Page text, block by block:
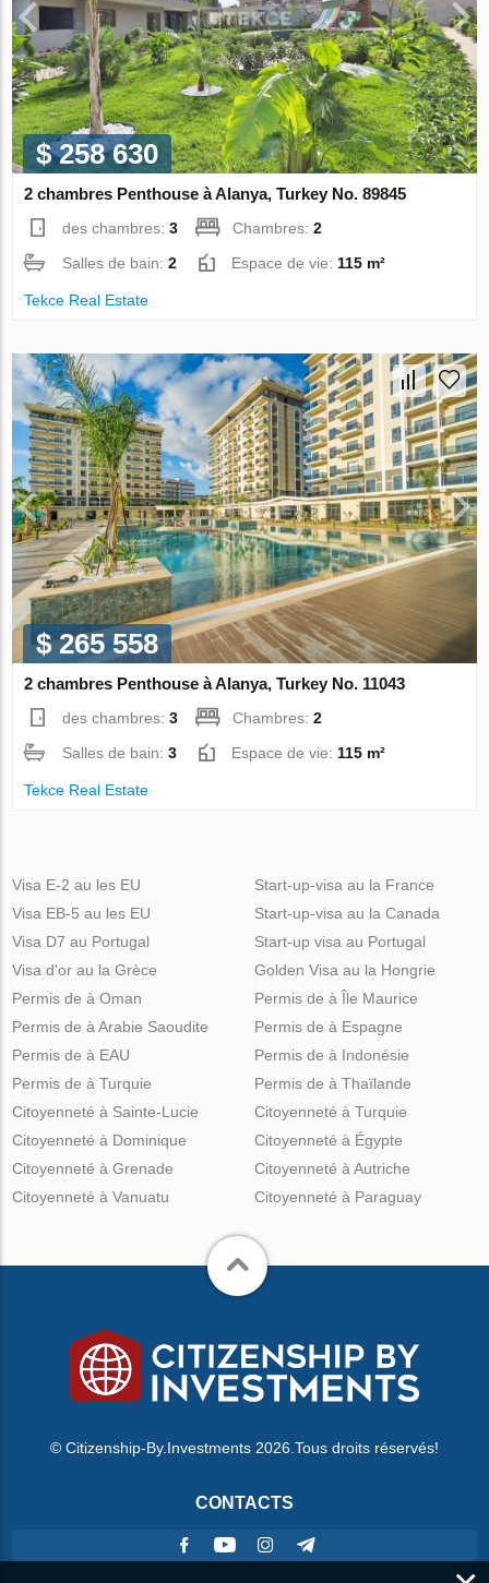
$ 258 630
2 chambres Penthouse à Alanya, Turkey No. 89845
des chambres:3 Chambres:2
Salles de bain:2 Espace de vie: 115 m²
Tekce Real Estate
$ 265 558
2 chambres Penthouse à Alanya, Turkey No. 11043
des chambres:3 Chambres:2
Salles de bain:3 Espace de vie: 115 m²
Tekce Real Estate
Visa E-2 au les EU
Visa EB-5 au les EU
Visa D7 au Portugal
Visa d'or au la Grèce
Start-up-visa au la France
Start-up-visa au la Canada
Start-up visa au Portugal
Golden Visa au la Hongrie
Permis de à Oman
Permis de à Arabie Saoudite
Permis de à EAU
Permis de à Turquie
Permis de à Île Maurice
Permis de à Espagne
Permis de à Indonésie
Permis de à Thaïlande
Citoyenneté à Sainte-Lucie
Citoyenneté à Dominique
Citoyenneté à Grenade
Citoyenneté à Vanuatu
Citoyenneté à Turquie
Citoyenneté à Égypte
Citoyenneté à Autriche
Citoyenneté à Paraguay
© Citizenship-By.Investments 2026.Tous droits réservés!
CONTACTS